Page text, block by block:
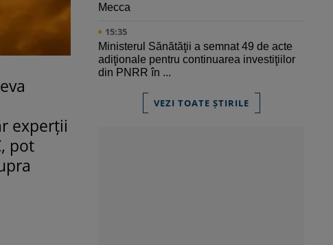
experții
pot
Mecca
15:35
Ministerul Sănătăţii a semnat 49 de acte
adiţionale pentru continuarea investiţiilor
din PNRR în ...
VEZI TOATE ȘTIRILE